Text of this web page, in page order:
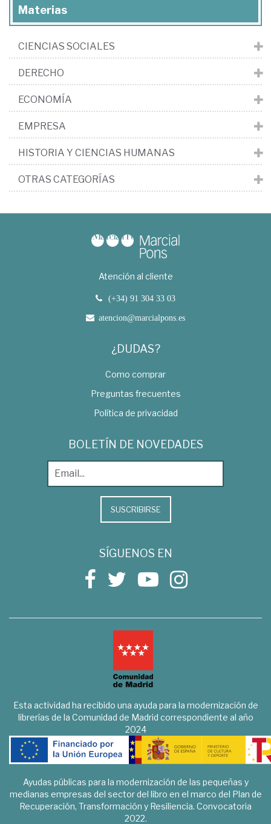
Materias
CIENCIAS SOCIALES
DERECHO
ECONOMÍA
EMPRESA
HISTORIA Y CIENCIAS HUMANAS
OTRAS CATEGORÍAS
Atención al cliente
(+34) 91 304 33 03
atencion@marcialpons.es
¿DUDAS?
Como comprar
Preguntas frecuentes
Política de privacidad
BOLETÍN DE NOVEDADES
SUSCRIBIRSE
SÍGUENOS EN
Esta actividad ha recibido una ayuda para la modernización de
librerías de la Comunidad de Madrid correspondiente al año
2024
Ayudas públicas para la modernización de las pequeñas y
medianas empresas del sector del libro en el marco del Plan de
Recuperación, Transformación y Resiliencia. Convocatoria
2022.